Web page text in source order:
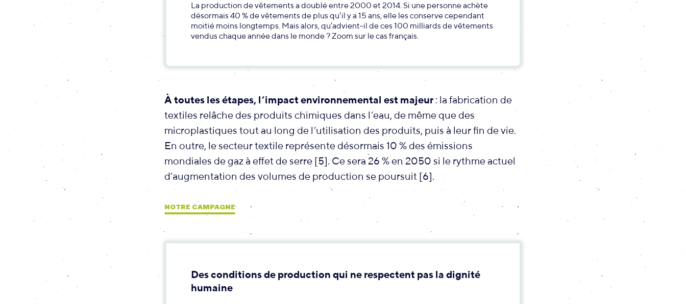
La production de vêtements a doublé entre 2000 et 2014. Si une personne achète
désormais 40 % de vêtements de plus qu’il y a 15 ans, elle les conserve cependant
moitié moins longtemps. Mais alors, qu’advient-il de ces 100 milliards de vêtements
vendus chaque année dans le monde ? Zoom sur le cas français.
À toutes les étapes, l’impact environnemental est majeur: la fabrication de
textiles relâche des produits chimiques dans l’eau, de même que des
microplastiques tout au long de l’utilisation des produits, puis à leur fin de vie.
En outre, le secteur textile représente désormais 10 % des émissions
mondiales de gaz à effet de serre [5]. Ce sera 26 % en 2050 si le rythme actuel
d’augmentation des volumes de production se poursuit [6].
NOTRE CAMPAGNE
Des conditions de production qui ne respectent pas la dignité
humaine